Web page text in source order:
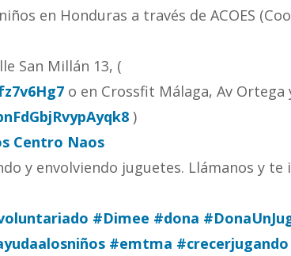
en Honduras a través de ACOES
San Millán 13, (
o en Crossfit Málaga, Av Ortega
)
Centro Naos
y envolviendo juguetes. Llámanos y
#Dimee #dona
#emtma #crecerjugando